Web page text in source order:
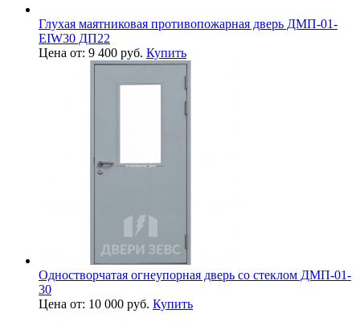
Глухая маятниковая противопожарная дверь ДМП-01-
EIW30 ДП22
Цена от: 9 400 руб. Купить
Одностворчатая огнеупорная дверь со стеклом ДМП-01-
30
Цена от: 10 000 руб. Купить